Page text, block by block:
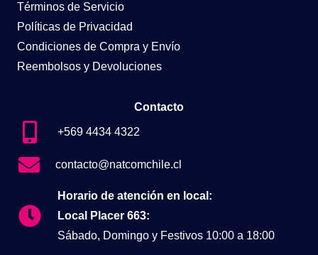
Términos de Servicio
Políticas de Privacidad
Condiciones de Compra y Envío
Reembolsos y Devoluciones
Contacto
+569 4434 4322
contacto@natcomchile.cl
Horario de atención en local:
Local Placer 663:
Sábado, Domingo y Festivos 10:00 a 18:00